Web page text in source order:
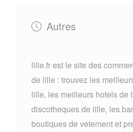
Autres
lille.fr est le site des
de lille : trouvez les
lille, les meilleurs hotels de
discotheques de lille, les
boutiques de vetement et